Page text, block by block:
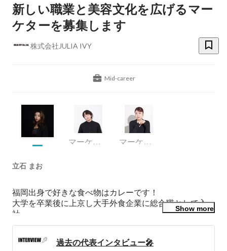
新しい職業と美容文化を広げるマー
ケターを募集します
株式会社JULIA IVY
Mid-career
マーケティング部 マーケティング部
立石 まお
福岡出身で好きな食べ物はカレーです！
大学を卒業後に上京し大手外食企業に総合職として入
社。
入社後は店舗でお客様への接客を中心に学生アルバイト
への教育や店舗管理業務を行っていました。
キャリアの幅を広げたいと思い転職を決意。
Show more
過去の代表インタビュー🎤